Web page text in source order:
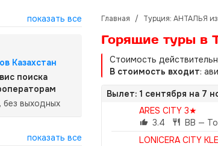
показать все
Казахстан
поиска
без выходных
показать все
Главная / Турция: АНТАЛЬЯ
Горящие туры в
Стоимость
В стоимость входит:
Вылет: 1 сентября на 7
ARES CITY 3★
3.4
BB —
LONICERA CITY